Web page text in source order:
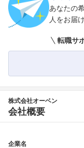
あなたの
人をお届
転職サ
株式会社オーベン
会社概要
企業名